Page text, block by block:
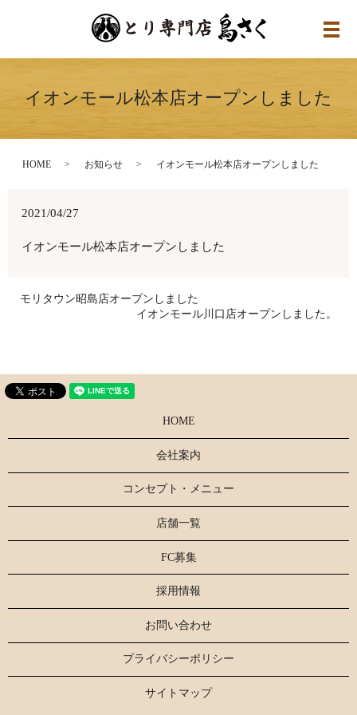
メ
イオンモール松本店オープンしました
HOME お知らせ イオンモール松本店オープンしました
2021/04/27
イオンモール松本店オープンしました
モリタウン昭島店オープンしました
イオンモール川口店オープンしました。
HOME
会社案内
コンセプト・メニュー
店舗一覧
FC募集
採用情報
お問い合わせ
プライバシーポリシー
サイトマップ